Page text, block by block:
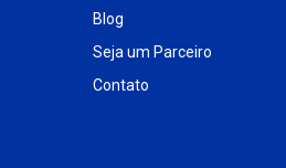
Blog
Seja um Parceiro
Contato